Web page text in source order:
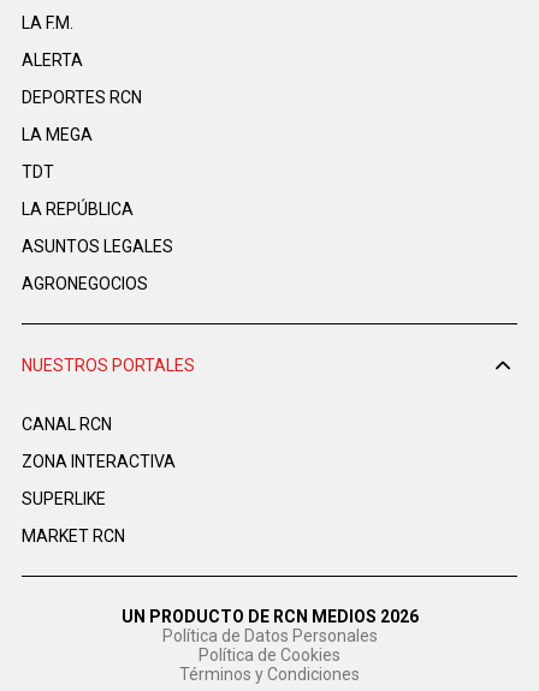
LA F.M.
ALERTA
DEPORTES RCN
LA MEGA
TDT
LA REPÚBLICA
ASUNTOS LEGALES
AGRONEGOCIOS
NUESTROS PORTALES
CANAL RCN
ZONA INTERACTIVA
SUPERLIKE
MARKET RCN
UN PRODUCTO DE RCN MEDIOS 2026
Política de Datos Personales
Política de Cookies
Términos y Condiciones